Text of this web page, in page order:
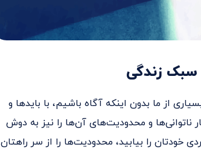
سبک زندگی
از ما بدون اینکه آگاه باشیم، با بایدها و
ناتوانی‌ها و محدودیت‌های آن‌ها را نیز به دوش
را بیابید، محدودیت‌ها را از سر راهتان